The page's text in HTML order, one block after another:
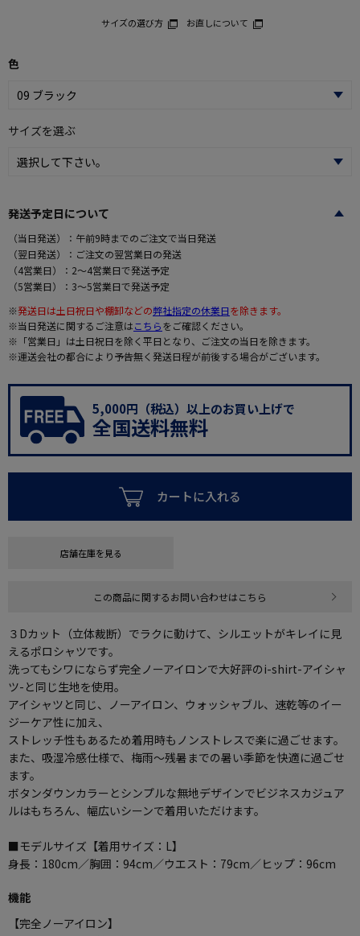
サイズの選び方 お直しについて
色
サイズを選ぶ
発送予定日について
（当日発送）：午前9時までのご注文で当日発送
（翌日発送）：ご注文の翌営業日の発送
（4営業日）：2～4営業日で発送予定
（5営業日）：3～5営業日で発送予定
※発送日は土日祝日や棚卸などの弊社指定の休業日を除きます。
※当日発送に関するご注意はこちらをご確認ください。
※「営業日」は土日祝日を除く平日となり、ご注文の当日を除きます。
※運送会社の都合により予告無く発送日程が前後する場合がございます。
5,000円（税込）以上のお買い上げで
全国送料無料
カートに入れる
店舗在庫を見る
この商品に関するお問い合わせはこちら
３Dカット（立体裁断）でラクに動けて、シルエットがキレイに見
えるポロシャツです。
洗ってもシワにならず完全ノーアイロンで大好評のi-shirt-アイシャ
ツ-と同じ生地を使用。
アイシャツと同じ、ノーアイロン、ウォッシャブル、速乾等のイー
ジーケア性に加え、
ストレッチ性もあるため着用時もノンストレスで楽に過ごせます。
また、吸湿冷感仕様で、梅雨～残暑までの暑い季節を快適に過ごせ
ます。
ボタンダウンカラーとシンプルな無地デザインでビジネスカジュア
ルはもちろん、幅広いシーンで着用いただけます。
■モデルサイズ【着用サイズ：L】
身長：180cm／胸囲：94cm／ウエスト：79cm／ヒップ：96cm
機能
【完全ノーアイロン】